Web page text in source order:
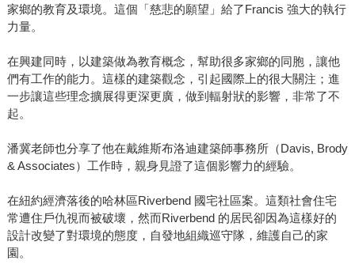
家鄉的教育及環境。這個「慈悲的願望」給了Francis 強大的執行
力量。
在興建同時，以建築做為教育概念，幫助很多家鄉的同胞，讓他
們有工作的能力。這樣的建築觀念，引起國際上的很大關注；進
一步讓這些理念擴展得更深更廣，做到輻射狀的影響，非常了不
起。
潘冀老師也分享了他在戴維斯布洛迪建築師事務所（Davis, Brody
& Associates）工作時，親身見證了這個影響力的經驗。
在紐約經濟落後的哈林區Riverbend 國宅社區案。這類社會住宅
常遭住戶仇視而被破壞，然而Riverbend 的居民卻因為這樣好的
設計改變了對環境的態度，自發地組織巡守隊，維護自己的家
園。